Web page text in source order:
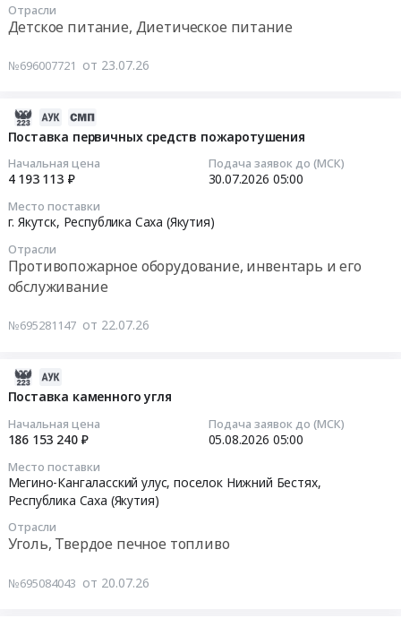
Отрасли
Детское питание, Диетическое питание
№696007721 от 23.07.26
Поставка первичных средств пожаротушения
Начальная цена
4 193 113 ₽
Подача заявок до (МСК)
30.07.2026 05:00
Место поставки
г. Якутск, Республика Саха (Якутия)
Отрасли
Противопожарное оборудование, инвентарь и его
обслуживание
№695281147 от 22.07.26
Поставка каменного угля
Начальная цена
186 153 240 ₽
Подача заявок до (МСК)
05.08.2026 05:00
Место поставки
Мегино-Кангаласский улус, поселок Нижний Бестях,
Республика Саха (Якутия)
Отрасли
Уголь, Твердое печное топливо
№695084043 от 20.07.26